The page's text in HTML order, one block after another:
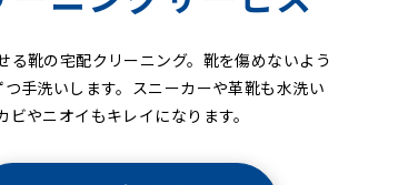
る靴の宅配クリーニング。靴を傷めないよう
手洗いします。スニーカーや革靴も水洗い
ビやニオイもキレイになります。